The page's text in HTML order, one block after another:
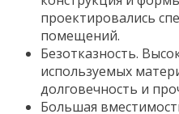
проектировались
помещений.
Безотказность.
используемых
долговечность и
Большая